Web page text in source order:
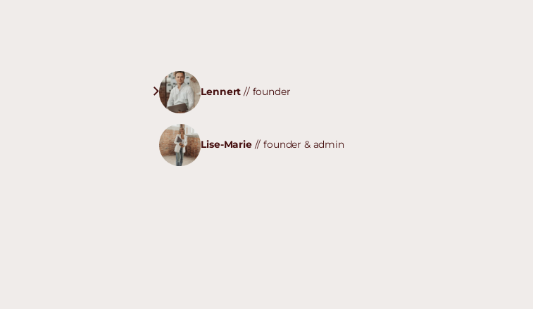
Lennert // founder
Lise-Marie// founder & admin